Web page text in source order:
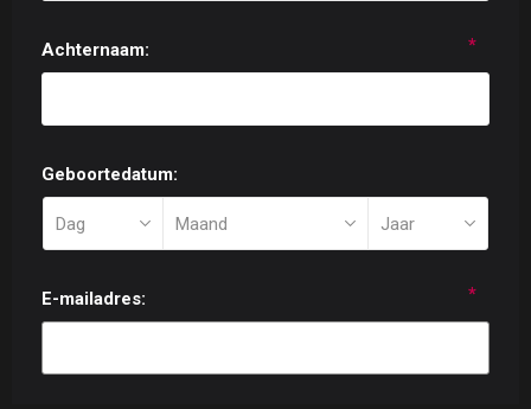
Achternaam: *
Geboortedatum:
E-mailadres: *